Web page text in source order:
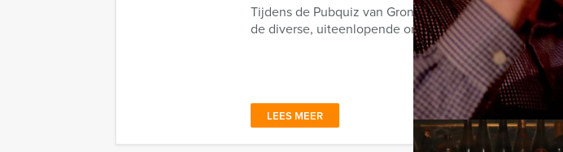
Tijdens de Pubquiz van Groningen Evenementen
de diverse, uiteenlopende onderwerpen die tijdens de
LEES MEER